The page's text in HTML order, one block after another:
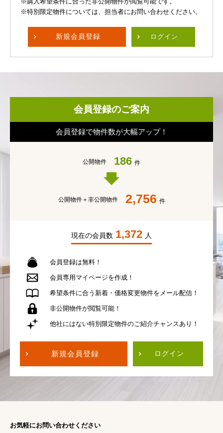
※特別限定物件については、担当者にお問い合わせください。
新規会員登録 ログイン
会員登録のご案内
会員登録で物件数が大幅アップ！
公開物件 186 件
公開物件＋非公開物件 2,756 件
現在の会員数 1,372 人
会員登録は無料！
会員専用 マイページを作成！
希望条件に合う 新着・価格変更物件を メール配信！
非公開物件が閲覧可能！
他社にはない特別限定物件のご紹介チャンスあり！
新規会員登録 ログイン
お気軽にお問い合わせください